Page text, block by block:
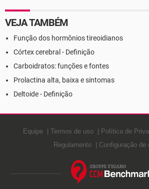
VEJA TAMBÉM
Função dos hormônios tireoidianos
Córtex cerebral - Definição
Carboidratos: funções e fontes
Prolactina alta, baixa e sintomas
Deltoide - Definição
Equipe Termos de uso Política de
Regulamento
Configuração de